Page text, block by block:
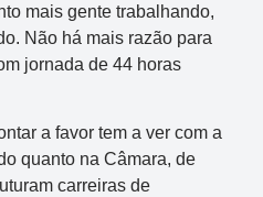
mais gente trabalhando,
Não há mais razão para
jornada de 44 horas
a favor tem a ver com a
quanto na Câmara, de
carreiras de